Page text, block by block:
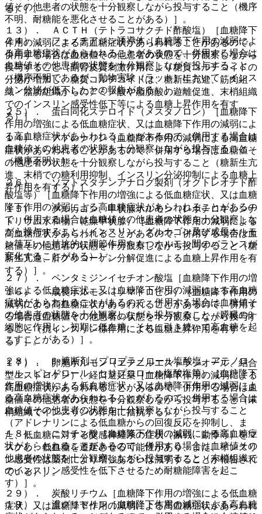
値その他患者の状態を十分観察しながら投与すること（機序
不明、耐糖能を悪化させることがある）］。
２４）． フェノチアジン誘導体［血糖降下作用の減弱によ
る高血糖症状があらわれることがあるので、併用する場合は
血糖値その他患者の状態を十分観察しながら投与すること
（機序不明であるが、動物実験（ラット）において、インス
リン分泌が低下したとの報告がある）］。
２５）． 蛋白同化ステロイド（メスタノロン）［血糖降下
作用の増強による低血糖症状、又は血糖降下作用の減弱によ
る高血糖症状があらわれることがあるので、併用する場合は
血糖値その他患者の状態を十分観察しながら投与すること
（機序不明）］。
２６）． ソマトスタチンアナログ製剤（オクトレオチド酢
酸塩等）［血糖降下作用の増強による低血糖症状、又は血糖
降下作用の減弱による高血糖症状があらわれることがあるの
で、併用する場合は血糖値その他患者の状態を十分観察しな
がら投与すること（インスリン、グルカゴン及び成長ホルモ
ン等互いに拮抗的に調節作用をもつホルモン間のバランスが
変化することがある）］。
２７）． ペンタミジンイセチオン酸塩［血糖降下作用の増
強による低血糖症状、又は血糖降下作用の減弱による高血糖
症状があらわれることがあるので、併用する場合は血糖値そ
の他患者の状態を十分観察しながら投与すること（膵臓のβ
細胞に作用し、初期に低血糖、それに引き続いて高血糖を起
こすことがある）］。
２８）． β−遮断剤（プロプラノロール塩酸塩、アテノロ
ール、ピンドロール、セリプロロール塩酸塩等）［血糖降下
作用の増強による低血糖症状、又は血糖降下作用の減弱によ
る高血糖症状があらわれることがあるので、併用する場合は
血糖値その他患者の状態を十分観察しながら投与すること
（アドレナリンによる低血糖からの回復反応を抑制し、ま
た、低血糖に対する交感神経系の症状（振戦、動悸等）をマ
スクし、低血糖を遷延させる可能性があり、また、インスリ
ン感受性は薬剤により増強あるいは減弱することが報告され
ている）］。
２９）． 炭酸リチウム［血糖降下作用の増強による低血糖
症状、又は血糖降下作用の減弱による高血糖症状があらわれ
る）］。
１３）． ＡＣＴＨ（テトラコサクチド酢酸塩）［血糖降下
作用の減弱による高血糖症状があらわれることがあるので、
併用する場合は血糖値その他患者の状態を十分観察しながら
投与すること（副腎皮質刺激作用により糖質コルチコイドの
分泌が増加し、糖質コルチコイドは、糖新生亢進、筋肉組
織・脂肪組織からのアミノ酸や脂肪酸の遊離促進、末梢組織
でのインスリン感受性低下等による血糖上昇作用を有す
る）］。
１４）． アドレナリン［血糖降下作用の減弱による高血糖
症状があらわれることがあるので、併用する場合は血糖値そ
の他患者の状態を十分観察しながら投与すること（糖新生亢
進、末梢での糖利用抑制、インスリン分泌抑制による血糖上
昇作用を有する）］。
１５）． グルカゴン、甲状腺ホルモン（レボチロキシンナ
トリウム水和物、乾燥甲状腺）［血糖降下作用の減弱による
高血糖症状があらわれることがあるので、併用する場合は血
糖値その他患者の状態を十分観察しながら投与すること（糖
新生亢進、肝グリコーゲン分解促進による血糖上昇作用を有
する）］。
１６）． 成長ホルモン（ソマトロピン）［血糖降下作用の
減弱による高血糖症状があらわれることがあるので、併用す
る場合は血糖値その他患者の状態を十分観察しながら投与す
ること（抗インスリン様作用による血糖上昇作用を有す
る）］。
１７）． 卵胞ホルモン（エチニルエストラジオール、結合
型エストロゲン）、経口避妊薬［血糖降下作用の減弱による
高血糖症状があらわれることがあるので、併用する場合は血
糖値その他患者の状態を十分観察しながら投与すること（末
梢組織でインスリンの作用に拮抗する）］。
１８）． ニコチン酸［血糖降下作用の減弱による高血糖症
状があらわれることがあるので、併用する場合は血糖値その
他患者の状態を十分観察しながら投与すること（末梢組織で
のインスリン感受性を低下させるため耐糖能障害を起こ
す）］。
１９）． 濃グリセリン［血糖降下作用の減弱による高血糖